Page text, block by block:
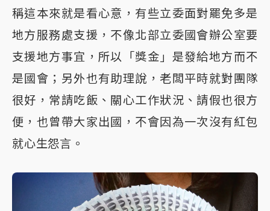
稱這本來就是看心意，有些立委面對罷免多是
地方服務處支援，不像北部立委國會辦公室要
支援地方事宜，所以「獎金」是發給地方而不
是國會；另外也有助理說，老闆平時就對團隊
很好，常請吃飯、關心工作狀況、請假也很方
便，也曾帶大家出國，不會因為一次沒有紅包
就心生怨言。